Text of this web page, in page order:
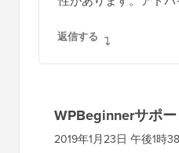
返信する
WPBeginnerサポー
2019年1月23日 午後1時